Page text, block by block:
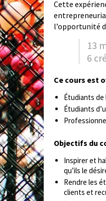
Cette
l’opportunité
13
6
Ce cours est
Étudiants de
Étudiants
Objectifs du
Inspirer et
qu’ils le
Rendre les
clients et